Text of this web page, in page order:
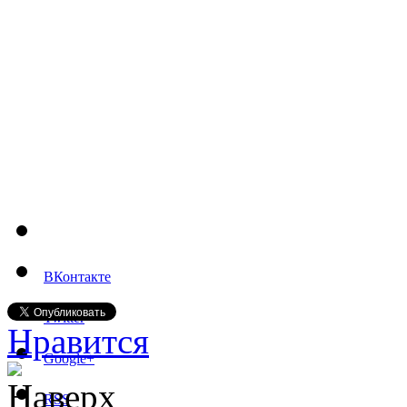
ВКонтакте
Twitter
Google+
RSS
Нравится
Наверх